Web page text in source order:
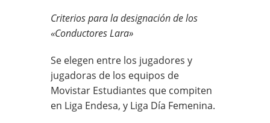
Criterios para la designación de los
«Conductores Lara»
Se elegen entre los jugadores y
jugadoras de los equipos de
Movistar Estudiantes que compiten
en Liga Endesa, y Liga Día Femenina.